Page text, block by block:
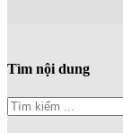
Tìm nội dung